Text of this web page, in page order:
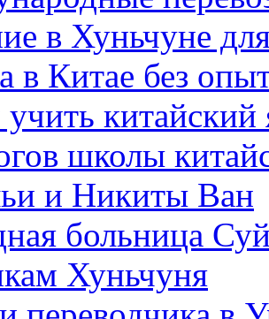
в Хуньчуне
в Китае без
школы
и Никиты Ван
больница
Хуньчуня